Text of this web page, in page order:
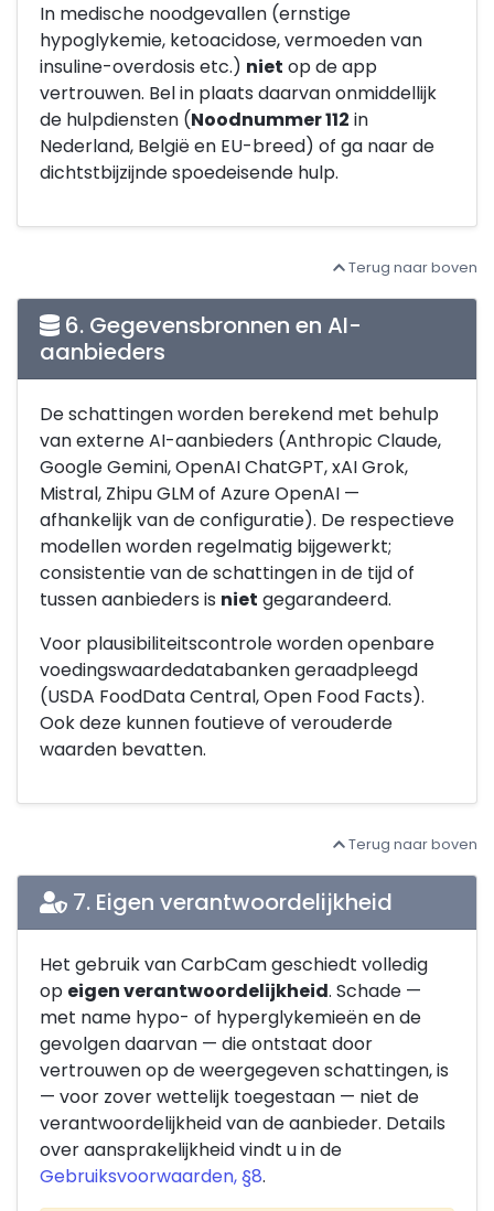
In medische noodgevallen (ernstige
hypoglykemie, ketoacidose, vermoeden van
insuline-overdosis etc.) niet op de app
vertrouwen. Bel in plaats daarvan onmiddellijk
de hulpdiensten (Noodnummer 112 in
Nederland, België en EU-breed) of ga naar de
dichtstbijzijnde spoedeisende hulp.
Terug naar boven
6. Gegevensbronnen en AI-
aanbieders
De schattingen worden berekend met behulp
van externe AI-aanbieders (Anthropic Claude,
Google Gemini, OpenAI ChatGPT, xAI Grok,
Mistral, Zhipu GLM of Azure OpenAI —
afhankelijk van de configuratie). De respectieve
modellen worden regelmatig bijgewerkt;
consistentie van de schattingen in de tijd of
tussen aanbieders is niet gegarandeerd.
Voor plausibiliteitscontrole worden openbare
voedingswaardedatabanken geraadpleegd
(USDA FoodData Central, Open Food Facts).
Ook deze kunnen foutieve of verouderde
waarden bevatten.
Terug naar boven
7. Eigen verantwoordelijkheid
Het gebruik van CarbCam geschiedt volledig
op eigen verantwoordelijkheid. Schade —
met name hypo- of hyperglykemieën en de
gevolgen daarvan — die ontstaat door
vertrouwen op de weergegeven schattingen, is
— voor zover wettelijk toegestaan — niet de
verantwoordelijkheid van de aanbieder. Details
over aansprakelijkheid vindt u in de
Gebruiksvoorwaarden, §8.